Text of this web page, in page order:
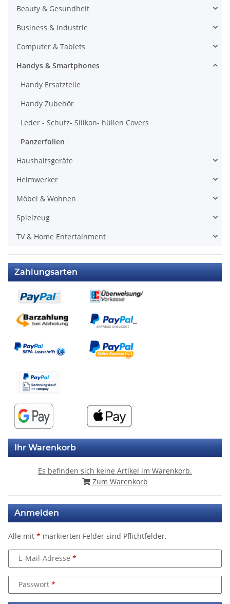
Beauty & Gesundheit
Business & Industrie
Computer & Tablets
Handys & Smartphones
Handy Ersatzteile
Handy Zubehör
Leder - Schutz- Silikon- hüllen Covers
Panzerfolien
Haushaltsgeräte
Heimwerker
Möbel & Wohnen
Spielzeug
TV & Home Entertainment
Zahlungsarten
Ihr Warenkorb
Es befinden sich keine Artikel im Warenkorb.
Zum Warenkorb
Anmelden
Alle mit * markierten Felder sind Pflichtfelder.
E-Mail-Adresse
Passwort